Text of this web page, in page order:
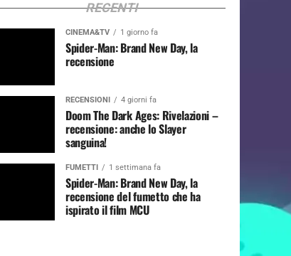
RECENTI
CINEMA&TV 1 giorno fa
Spider-Man: Brand New Day, la
recensione
RECENSIONI 4 giorni fa
Doom The Dark Ages: Rivelazioni –
recensione: anche lo Slayer
sanguina!
FUMETTI 1 settimana fa
Spider-Man: Brand New Day, la
recensione del fumetto che ha
ispirato il film MCU